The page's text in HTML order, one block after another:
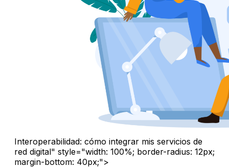
Interoperabilidad: cómo integrar mis servicios de
red digital" style="width: 100%; border-radius: 12px;
margin-bottom: 40px;">